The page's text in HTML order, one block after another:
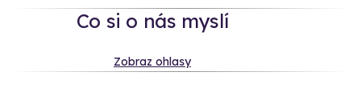
Co si o nás myslí
Zobraz ohlasy